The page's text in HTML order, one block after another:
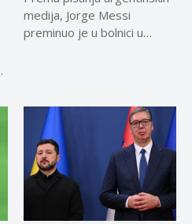
medija, Jorge Messi
preminuo je u bolnici u